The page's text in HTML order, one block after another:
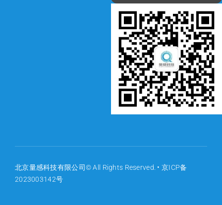
北京量感科技有限公司© All Rights Reserved. • 京ICP备
2023003142号